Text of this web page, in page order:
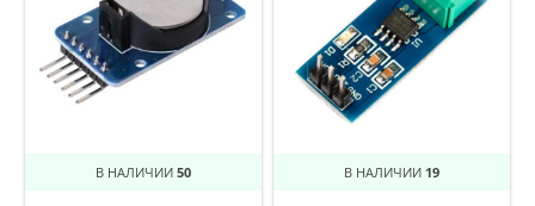
В НАЛИЧИИ 50 В НАЛИЧИИ 19